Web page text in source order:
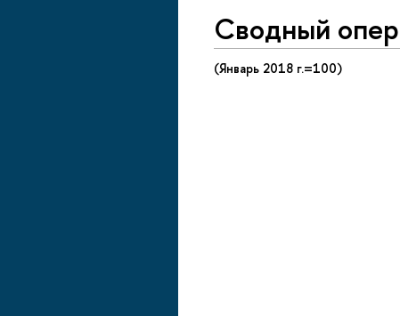
Сводный
(Январь 2018 г.=100)